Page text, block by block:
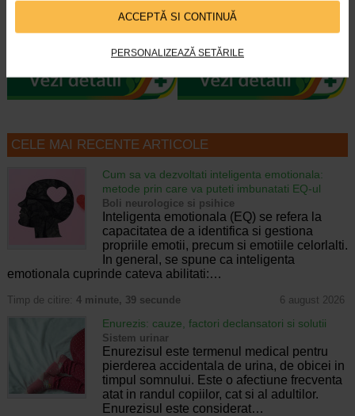
ACCEPTĂ SI CONTINUĂ
PERSONALIZEAZĂ SETĂRILE
Este o crema conceputa pentru
tenul sensibil si predispus la
Gel cu textura lejera, a carui
formula contine prebiotice si
postbiotice, care contribuie la…
CELE MAI RECENTE ARTICOLE
Cum sa va dezvoltati inteligenta emotionala:
metode prin care va puteti imbunatati EQ-ul
Boli neurologice si psihice
Inteligenta emotionala (EQ) se refera la
capacitatea de a identifica si gestiona
propriile emotii, precum si emotiile celorlalti.
In general, se spune ca inteligenta
emotionala cuprinde cateva abilitati:…
Timp de citire: 4 minute, 39 secunde 6 august 2026
Enurezis: cauze, factori declansatori si solutii
Sistem urinar
Enurezisul este termenul medical pentru
pierderea accidentala de urina, de obicei in
timpul somnului. Este o afectiune frecventa
atat in randul copiilor, cat si al adultilor.
Enurezisul este considerat…